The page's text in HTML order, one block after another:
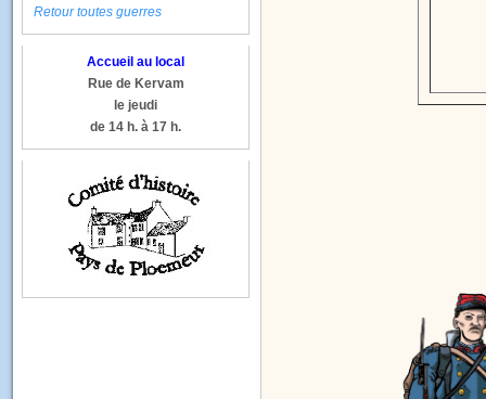
Retour toutes guerres
Accueil au local
Rue de Kervam
le jeudi
de 14 h. à 17 h.